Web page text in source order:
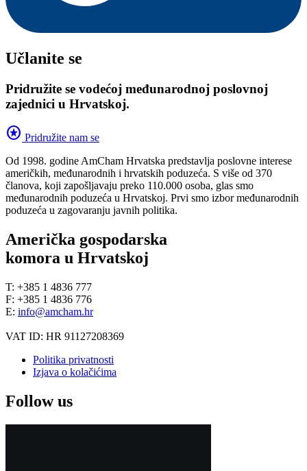
Učlanite se
Pridružite se vodećoj međunarodnoj poslovnoj
zajednici u Hrvatskoj.
stars Pridružite nam se
Od 1998. godine AmCham Hrvatska predstavlja poslovne interese
američkih, međunarodnih i hrvatskih poduzeća. S više od 370
članova, koji zapošljavaju preko 110.000 osoba, glas smo
međunarodnih poduzeća u Hrvatskoj. Prvi smo izbor međunarodnih
poduzeća u zagovaranju javnih politika.
Američka gospodarska
komora u Hrvatskoj
T: +385 1 4836 777
F: +385 1 4836 776
E: info@amcham.hr
VAT ID: HR 91127208369
Politika privatnosti
Izjava o kolačićima
Follow us